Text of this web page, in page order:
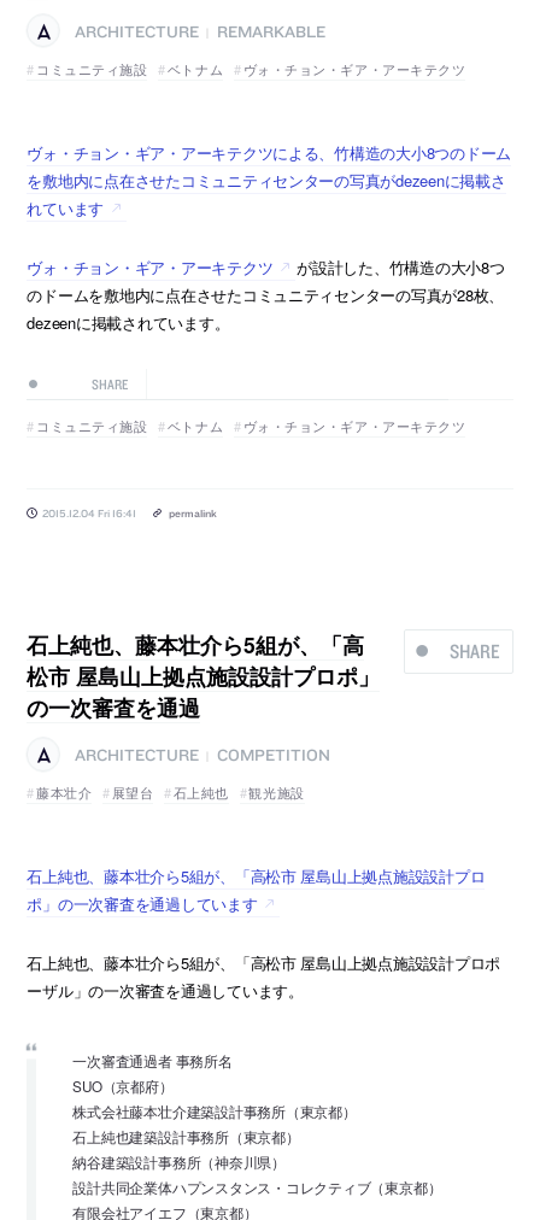
ARCHITECTURE
REMARKABLE
コミュニティ施設
ベトナム ヴォ・チョン・ギア・アーキテクツ
ヴォ・チョン・ギア・アーキテクツによる、竹構造の大小8つのドーム
を敷地内に点在させたコミュニティセンターの写真がdezeenに掲載さ
れています
ヴォ・チョン・ギア・アーキテクツ
が設計した、竹構造の大小8つ
のドームを敷地内に点在させたコミュニティセンターの写真が28枚、
dezeenに掲載されています。
SHARE
コミュニティ施設 ベトナム ヴォ・チョン・ギア・アーキテクツ
2015.12.04 Fri 16:41 permalink
SHARE
石上純也、藤本壮介ら5組が、「高
松市 屋島山上拠点施設設計プロポ」
の一次審査を通過
ARCHITECTURE
COMPETITION
藤本壮介
展望台 石上純也 観光施設
石上純也、藤本壮介ら5組が、「高松市 屋島山上拠点施設設計プロ
ポ」の一次審査を通過しています
石上純也、藤本壮介ら5組が、「高松市 屋島山上拠点施設設計プロポ
ーザル」の一次審査を通過しています。
一次審査通過者 事務所名
SUO（京都府）
株式会社藤本壮介建築設計事務所（東京都）
石上純也建築設計事務所（東京都）
納谷建築設計事務所（神奈川県）
設計共同企業体ハプンスタンス・コレクティブ（東京都）
有限会社アイエフ（東京都）